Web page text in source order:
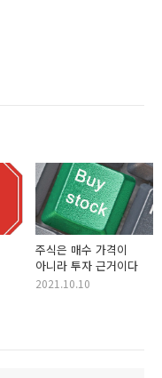
주식은 매수 가격이
아니라 투자 근거이다
2021.10.10